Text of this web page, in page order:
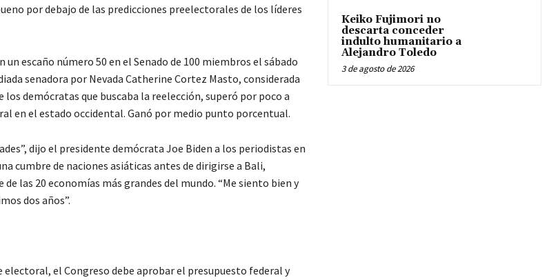
por debajo de las predicciones preelectorales de los líderes
un escaño número 50 en el Senado de 100 miembros el sábado
senadora por Nevada Catherine Cortez Masto, considerada
demócratas que buscaba la reelección, superó por poco a
en el estado occidental. Ganó por medio punto porcentual.
dijo el presidente demócrata Joe Biden a los periodistas en
cumbre de naciones asiáticas antes de dirigirse a Bali,
de las 20 economías más grandes del mundo. “Me siento bien y
dos años”.
electoral, el Congreso debe aprobar el presupuesto federal y
Keiko Fujimori no
descarta conceder
indulto humanitario a
Alejandro Toledo
3 de agosto de 2026